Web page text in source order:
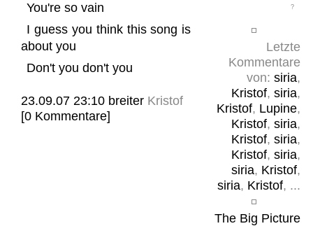
Letzte
Kommentare
von: siria,
Kristof, siria,
Kristof, Lupine,
Kristof, siria,
Kristof, siria,
Kristof, siria,
siria, Kristof,
siria, Kristof, ...
The Big Picture
You're so vain
I guess you think this song is
about you
Don't you don't you
23.09.07 23:10 breiter Kristof
[0 Kommentare]